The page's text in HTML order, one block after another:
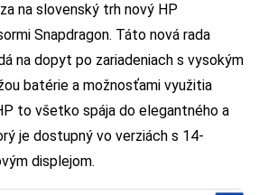
na slovenský trh nový HP
Snapdragon. Táto nová rada
na dopyt po zariadeniach s vysokým
batérie a možnosťami využitia
to všetko spája do elegantného a
je dostupný vo verziách s 14-
displejom.